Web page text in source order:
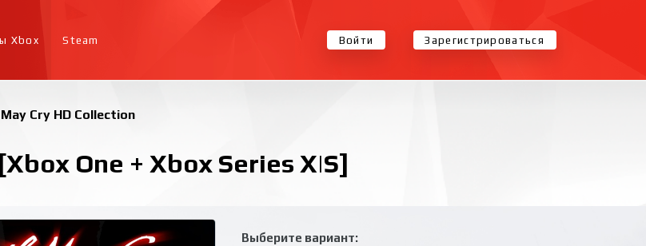
Xbox Steam Войти Зарегистрироваться
Cry HD Collection
One + Xbox Series X|S]
Выберите вариант: